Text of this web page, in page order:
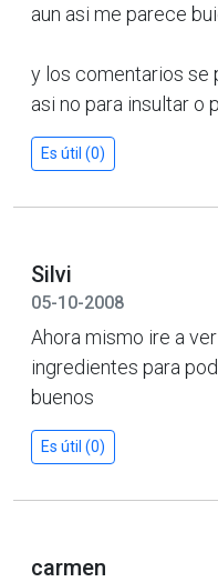
aun asi me parece
y los comentarios se
asi no para insultar o
Es útil (0)
Silvi
05-10-2008
Ahora mismo ire a
ingredientes para
buenos
Es útil (0)
carmen